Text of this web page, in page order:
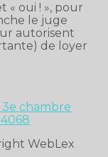
« oui ! », pour
le juge
autorisent
de loyer
3e chambre
WebLex